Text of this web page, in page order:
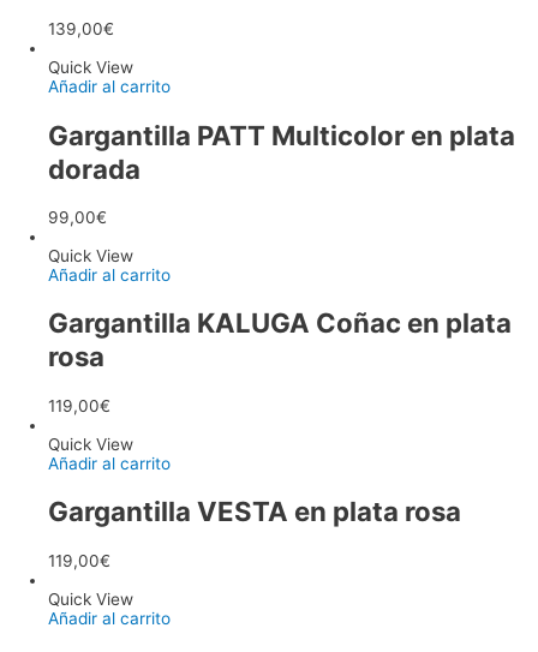
139,00€
Quick View
Añadir al carrito
Gargantilla PATT Multicolor en plata
dorada
99,00€
Quick View
Añadir al carrito
Gargantilla KALUGA Coñac en plata
rosa
119,00€
Quick View
Añadir al carrito
Gargantilla VESTA en plata rosa
119,00€
Quick View
Añadir al carrito